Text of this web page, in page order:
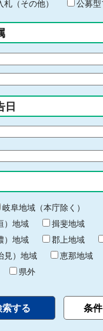
（その他）
公募
日
岐阜地域（本庁除く）
）地域
揖斐地域
）地域
郡上地域
見）地域
恵那地域
県外